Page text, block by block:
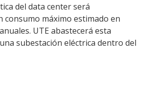
del data center será
consumo máximo estimado en
UTE abastecerá esta
subestación eléctrica dentro del